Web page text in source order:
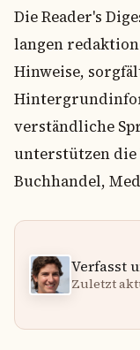
Die Reader's
langen
Hinweise,
verständliche
unterstützen
Buchhandel,
Verfasst
Zuletzt